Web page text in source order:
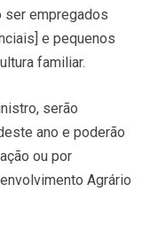
ser empregados
e pequenos
familiar.
serão
ano e poderão
ou por
Agrário